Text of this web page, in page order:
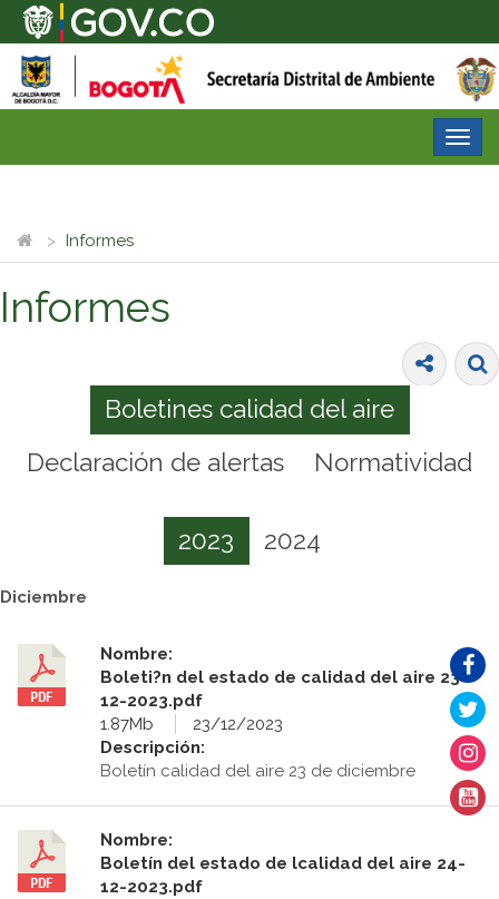
Informes
Informes
Boletines calidad del aire
Declaración de alertas
Normatividad
2023 2024
Diciembre
Nombre:
Boleti?n del estado de calidad del aire 23-
12-2023.pdf
1.87Mb
23/12/2023
Descripción:
Boletín calidad del aire 23 de diciembre
Nombre:
Boletín del estado de lcalidad del aire 24-
12-2023.pdf